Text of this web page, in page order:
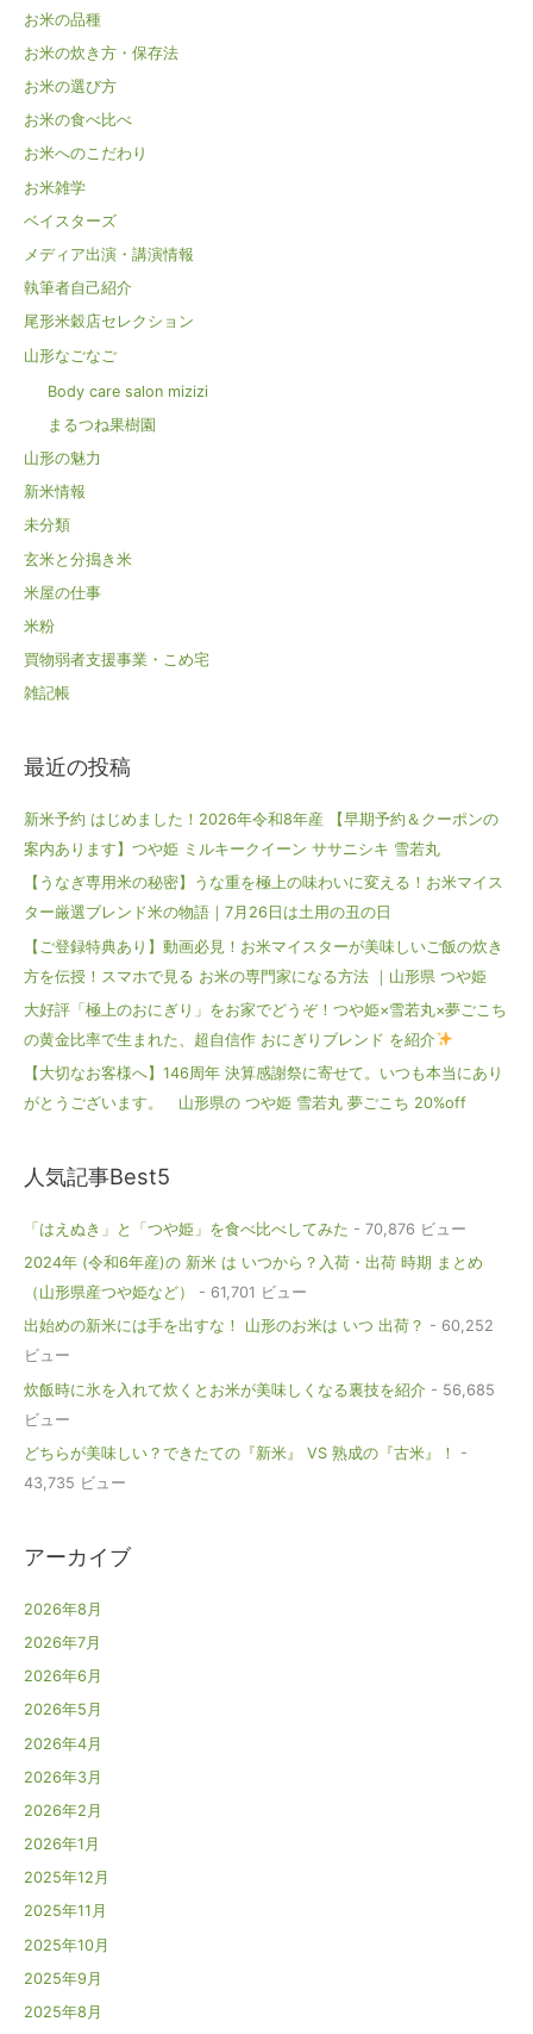
ち
20%off
お米の品種
お米の炊き方・保存法
お米の選び方
お米の食べ比べ
お米へのこだわり
お米雑学
ベイスターズ
メディア出演・講演情報
執筆者自己紹介
尾形米穀店セレクション
山形なごなご
Body care salon mizizi
まるつね果樹園
山形の魅力
新米情報
未分類
玄米と分搗き米
米屋の仕事
米粉
買物弱者支援事業・こめ宅
雑記帳
最近の投稿
新米予約 はじめました！2026年令和8年産 【早期予約＆クーポンの
案内あります】つや姫 ミルキークイーン ササニシキ 雪若丸
【うなぎ専用米の秘密】うな重を極上の味わいに変える！お米マイス
ター厳選ブレンド米の物語｜7月26日は土用の丑の日
【ご登録特典あり】動画必見！お米マイスターが美味しいご飯の炊き
方を伝授！スマホで見る お米の専門家になる方法 ｜山形県 つや姫
大好評「極上のおにぎり」をお家でどうぞ！つや姫×雪若丸×夢ごこち
の黄金比率で生まれた、超自信作 おにぎりブレンド を紹介
【大切なお客様へ】146周年 決算感謝祭に寄せて。いつも本当にあり
がとうございます。 山形県の つや姫 雪若丸 夢ごこち 20%off
人気記事Best5
「はえぬき」と「つや姫」を食べ比べしてみた - 70,876 ビュー
2024年 (令和6年産)の 新米 は いつから？入荷・出荷 時期 まとめ
（山形県産つや姫など）
- 61,701 ビュー
出始めの新米には手を出すな！ 山形のお米は いつ 出荷？ - 60,252
ビュー
炊飯時に氷を入れて炊くとお米が美味しくなる裏技を紹介 - 56,685
ビュー
どちらが美味しい？できたての『新米』 VS 熟成の『古米』！
-
43,735 ビュー
アーカイブ
2026年8月
2026年7月
2026年6月
2026年5月
2026年4月
2026年3月
2026年2月
2026年1月
2025年12月
2025年11月
2025年10月
2025年9月
2025年8月